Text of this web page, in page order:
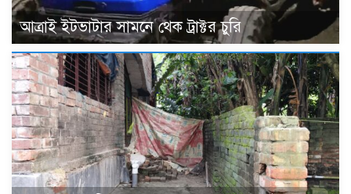
আত্রাই ইটভাটার সামনে থেক ট্রাক্টর চুরি